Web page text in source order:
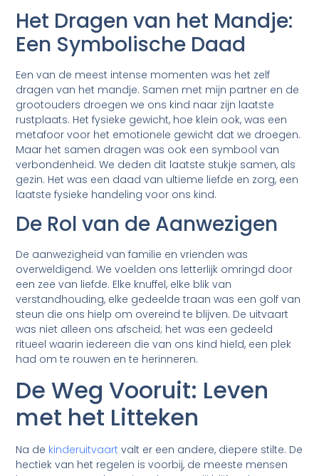
Het Dragen van het Mandje:
Een Symbolische Daad
Een van de meest intense momenten was het zelf
dragen van het mandje. Samen met mijn partner en de
grootouders droegen we ons kind naar zijn laatste
rustplaats. Het fysieke gewicht, hoe klein ook, was een
metafoor voor het emotionele gewicht dat we droegen.
Maar het samen dragen was ook een symbool van
verbondenheid. We deden dit laatste stukje samen, als
gezin. Het was een daad van ultieme liefde en zorg, een
laatste fysieke handeling voor ons kind.
De Rol van de Aanwezigen
De aanwezigheid van familie en vrienden was
overweldigend. We voelden ons letterlijk omringd door
een zee van liefde. Elke knuffel, elke blik van
verstandhouding, elke gedeelde traan was een golf van
steun die ons hielp om overeind te blijven. De uitvaart
was niet alleen ons afscheid; het was een gedeeld
ritueel waarin iedereen die van ons kind hield, een plek
had om te rouwen en te herinneren.
De Weg Vooruit: Leven
met het Litteken
Na de kinderuitvaartvalt er een andere, diepere stilte. De
hectiek van het regelen is voorbij, de meeste mensen